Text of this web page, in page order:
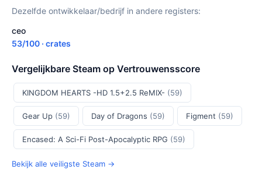
Dezelfde ontwikkelaar/bedrijf in andere registers:
ceo
53/100 · crates
Vergelijkbare Steam op Vertrouwensscore
KINGDOM HEARTS -HD 1.5+2.5 ReMIX- (59)
Gear Up (59) Day of Dragons (59) Figment (59)
Encased: A Sci-Fi Post-Apocalyptic RPG (59)
Bekijk alle veiligste Steam →